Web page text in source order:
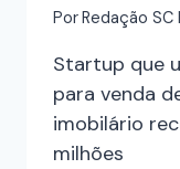
Por Redação SC
Startup que
para venda
imobilário
milhões